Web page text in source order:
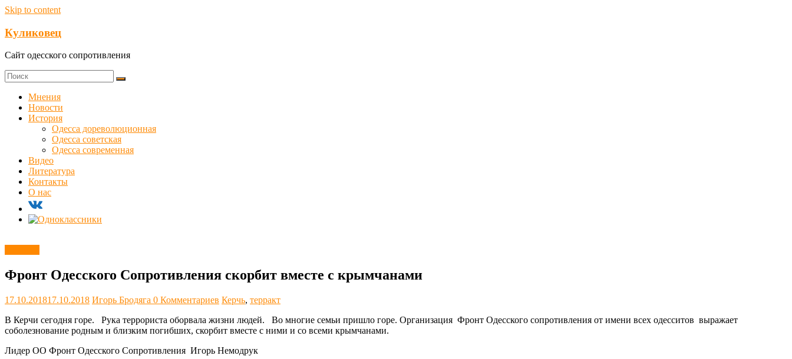
Skip to content
Куликовец
Сайт одесского сопротивления
Мнения
Новости
История
Одесса дореволюционная
Одесса советская
Одесса современная
Видео
Литература
Контакты
О нас
Фронт Одесского Сопротивления скорбит вместе с крымчанами
17.10.201817.10.2018 Игорь Бродяга 0 Комментариев Керчь, терракт
В Керчи сегодня горе. Рука террориста оборвала жизни людей. Во многие семьи пришло горе. Организация Фронт Одесского сопротивления от имени всех одесситов выражает
соболезнование родным и близким погибших, скорбит вместе с ними и со всеми крымчанами.
Лидер ОО Фронт Одесского Сопротивления Игорь Немодрук